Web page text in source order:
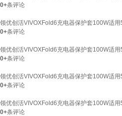
0+条评论
领优创活VIVOXFold6充电器保护套100W适
0+条评论
领优创活VIVOXFold6充电器保护套100W适
0+条评论
领优创活VIVOXFold6充电器保护套100W适
0+条评论
领优创活VIVOXFold6充电器保护套100W适
0+条评论